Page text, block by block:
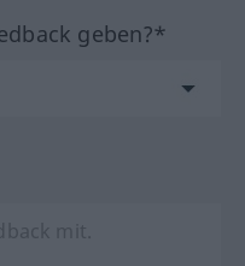
geben?*